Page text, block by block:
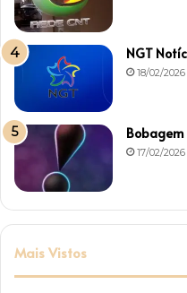
NGT
18/02/2026
Bobagem
17/02/2026
Mais Vistos